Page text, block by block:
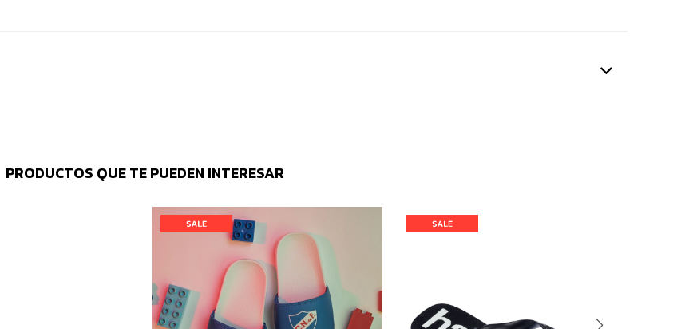
PRODUCTOS QUE TE PUEDEN INTERESAR